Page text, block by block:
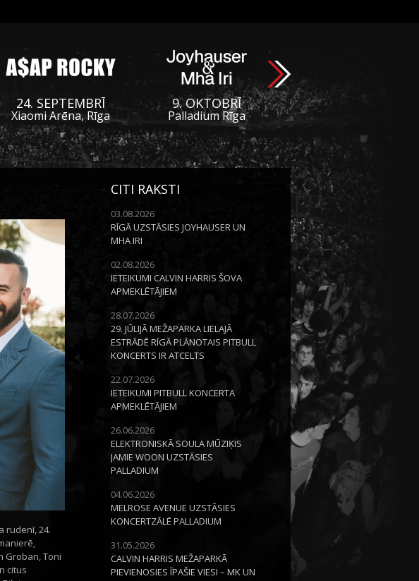
24. SEPTEMBRĪ
Xiaomi Arēna, Rīga
9. OKTOBRĪ
Palladium Rīga
rudenī, 24.
Groban, Toni
citus
CITI RAKSTI
03.08.2026
RĪGĀ UZSTĀSIES JOYHAUSER UN
MHA IRI
02.08.2026
IETEIKUMI CALVIN HARRIS ŠOVA
APMEKLĒTĀJIEM
28.07.2026
29. JŪLIJĀ MEŽAPARKA LIELAJĀ
ESTRĀDĒ RĪGĀ PLĀNOTAIS PITBULL
KONCERTS IR ATCELTS
22.07.2026
IETEIKUMI PITBULL KONCERTA
APMEKLĒTĀJIEM
26.06.2026
ELEKTRONISKĀ SOULA MŪZIĶIS
JAMIE WOON UZSTĀSIES
PALLADIUM
04.06.2026
MELROSE AVENUE UZSTĀSIES
KONCERTZĀLĒ PALLADIUM
31.05.2026
CALVIN HARRIS MEŽAPARKĀ
PIEVIENOSIES ĪPAŠIE VIESI – MK UN